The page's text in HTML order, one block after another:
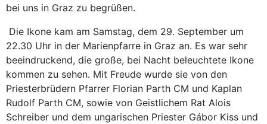
bei uns in Graz zu begrüßen.
Die Ikone kam am Samstag, dem 29. September um
22.30 Uhr in der Marienpfarre in Graz an. Es war sehr
beeindruckend, die große, bei Nacht beleuchtete Ikone
kommen zu sehen. Mit Freude wurde sie von den
Priesterbrüdern Pfarrer Florian Parth CM und Kaplan
Rudolf Parth CM, sowie von Geistlichem Rat Alois
Schreiber und dem ungarischen Priester Gábor Kiss und